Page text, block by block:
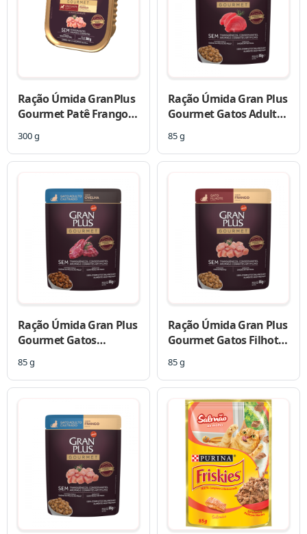
Ração Úmida GranPlus
Gourmet Patê Frango
300 g
Ração Úmida Gran Plus
Gourmet Gatos Adultos
85 g
Ração Úmida Gran Plus
Gourmet Gatos
Sachê
85 g
Ração Úmida Gran Plus
Gourmet Gatos Filhotes
85 g